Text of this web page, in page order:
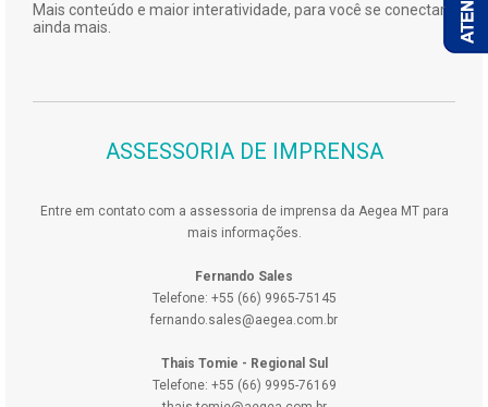
Mais conteúdo e maior interatividade, para você se conectar
ainda mais.
ASSESSORIA DE IMPRENSA
Entre em contato com a assessoria de imprensa da Aegea MT para
mais informações.
Fernando Sales
Telefone: +55 (66) 9965-75145
fernando.sales@aegea.com.br
Thais Tomie - Regional Sul
Telefone: +55 (66) 9995-76169